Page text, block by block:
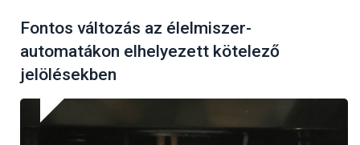
Fontos változás az élelmiszer-
automatákon elhelyezett kötelező
jelölésekben